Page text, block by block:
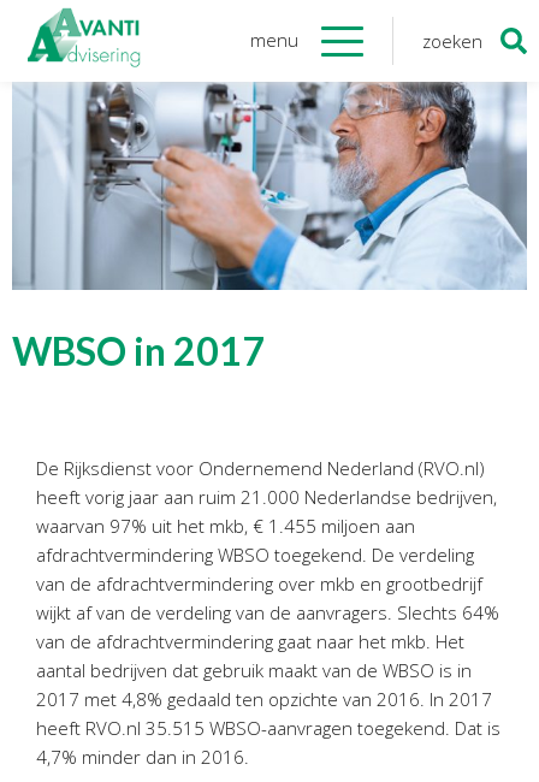
menu zoeken
Organisatie
Onze medewerkers
NOAB gecertificeerd
Algemene verordening
gegevensbescherming
Sponsoring
Startersbegeleiding
Tijdelijk financieel personeel
Personeel & Organisatie
Bedrijfseconomisch advies
Belastingadvies Purmerend
Online boekhouden
Nieuws& informatie
Zoeken
naar:
WBSO in 2017
De Rijksdienst voor Ondernemend Nederland (RVO.nl)
heeft vorig jaar aan ruim 21.000 Nederlandse bedrijven,
waarvan 97% uit het mkb, € 1.455 miljoen aan
afdrachtvermindering WBSO toegekend. De verdeling
van de afdrachtvermindering over mkb en grootbedrijf
wijkt af van de verdeling van de aanvragers. Slechts 64%
van de afdrachtvermindering gaat naar het mkb. Het
aantal bedrijven dat gebruik maakt van de WBSO is in
2017 met 4,8% gedaald ten opzichte van 2016. In 2017
heeft RVO.nl 35.515 WBSO-aanvragen toegekend. Dat is
4,7% minder dan in 2016.